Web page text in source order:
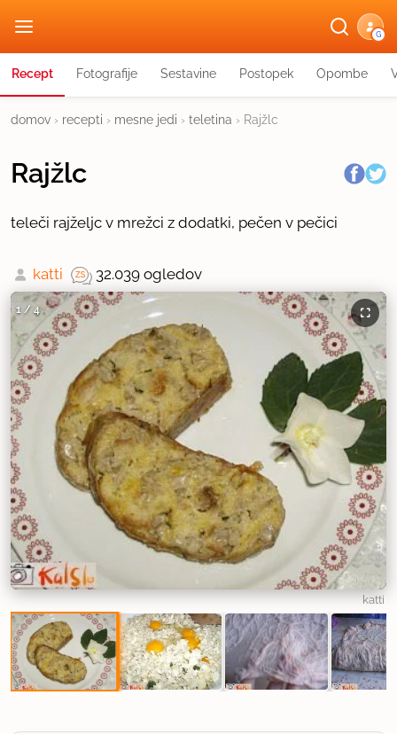
G
Recept Fotografije Sestavine Postopek Opombe
domov › recepti › mesne jedi › teletina › Rajžlc
Rajžlc
teleči rajželjc v mrežci z dodatki, pečen v pečici
katti 32.039 ogledov
1 / 4
katti